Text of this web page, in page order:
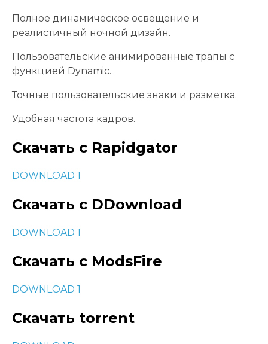
Полное динамическое освещение и
реалистичный ночной дизайн.
Пользовательские анимированные трапы с
функцией Dynamic.
Точные пользовательские знаки и разметка.
Удобная частота кадров.
Скачать с Rapidgator
DOWNLOAD 1
Скачать с DDownload
DOWNLOAD 1
Скачать с ModsFire
DOWNLOAD 1
Скачать torrent